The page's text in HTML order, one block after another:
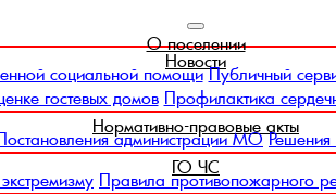
О поселении
Новости
социальной помощи Публичный
гостевых домов Профилактика
Нормативно-правовые акты
администрации МО Решения
ГО ЧС
Правила противопожарного